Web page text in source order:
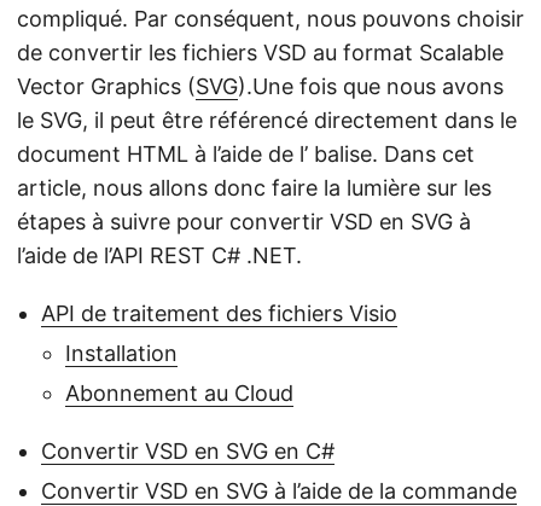
compliqué. Par conséquent, nous pouvons choisir
de convertir les fichiers VSD au format Scalable
Vector Graphics (SVG).Une fois que nous avons
le SVG, il peut être référencé directement dans le
document HTML à l’aide de l’ balise. Dans cet
article, nous allons donc faire la lumière sur les
étapes à suivre pour convertir VSD en SVG à
l’aide de l’API REST C# .NET.
API de traitement des fichiers Visio
Installation
Abonnement au Cloud
Convertir VSD en SVG en C#
Convertir VSD en SVG à l’aide de la commande